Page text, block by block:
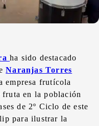
ha sido destacado
Naranjas Torres
empresa frutícola
fruta en la población
de 2º Ciclo de este
para ilustrar la